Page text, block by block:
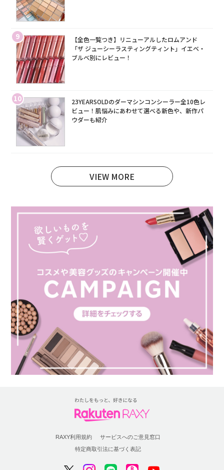
9
【全色一覧つき】リニューアルしたロムアンド
「ザ ジューシーラスティングティント」イエベ・
ブルベ別にレビュー！
10
23YEARSOLDのダーマシンコンシーラー全10色レ
ビュー！肌悩みにあわせて選べる新色や、新作パ
ウダーも紹介
VIEW MORE
RAXY利用規約
サービスへのご意見窓口
特定商取引法に基づく表記